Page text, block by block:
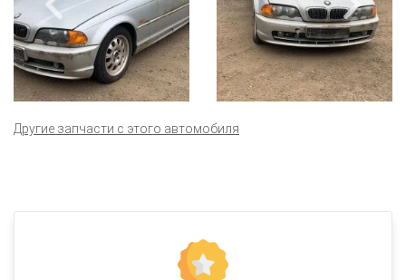
Другие запчасти с этого автомобиля